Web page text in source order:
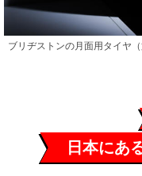
ブリヂストンの月面用タイヤ（
日本にあ